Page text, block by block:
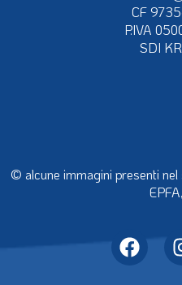
CF
P.IVA
SDI
© alcune immagini presenti